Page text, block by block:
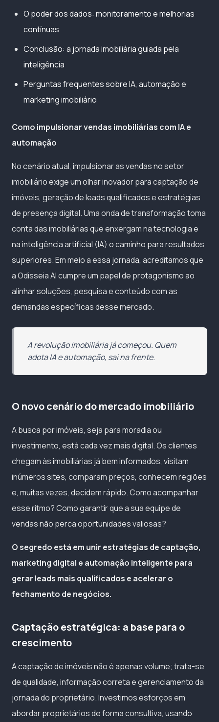
O poder dos dados: monitoramento e melhorias
contínuas
Conclusão: a jornada imobiliária guiada pela
inteligência
Perguntas frequentes sobre IA, automação e
marketing imobiliário
Como impulsionar vendas imobiliárias com IA e
automação
No cenário atual, impulsionar as vendas no setor
imobiliário exige um olhar inovador para captação de
imóveis, geração de leads qualificados e estratégias
de presença digital. Uma onda de transformação toma
conta das imobiliárias que enxergam na tecnologia e
na inteligência artificial (IA) o caminho para resultados
superiores. Em meio a essa jornada, acreditamos que
a Odisseia AI cumpre um papel de protagonismo ao
alinhar soluções, pesquisa e conteúdo com as
demandas específicas desse mercado.
A revolução imobiliária já começou. Quem
adota IA e automação, sai na frente.
O novo cenário do mercado imobiliário
A busca por imóveis, seja para moradia ou
investimento, está cada vez mais digital. Os clientes
chegam às imobiliárias já bem informados, visitam
inúmeros sites, comparam preços, conhecem regiões
e, muitas vezes, decidem rápido. Como acompanhar
esse ritmo? Como garantir que a sua equipe de
vendas não perca oportunidades valiosas?
O segredo está em unir estratégias de captação,
marketing digital e automação inteligente para
gerar leads mais qualificados e acelerar o
fechamento de negócios.
Captação estratégica: a base para o
crescimento
A captação de imóveis não é apenas volume; trata-se
de qualidade, informação correta e gerenciamento da
jornada do proprietário. Investimos esforços em
abordar proprietários de forma consultiva, usando